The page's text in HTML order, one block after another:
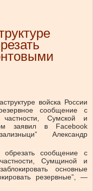
войска России
сообщение с
Сумской и
заявил в Facebook
Александр
сообщение с
Сумщиной и
основные
резервные”, —